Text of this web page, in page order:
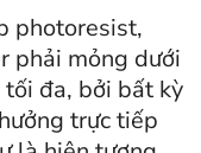
photoresist,
phải mỏng dưới
đa, bởi bất kỳ
trực tiếp